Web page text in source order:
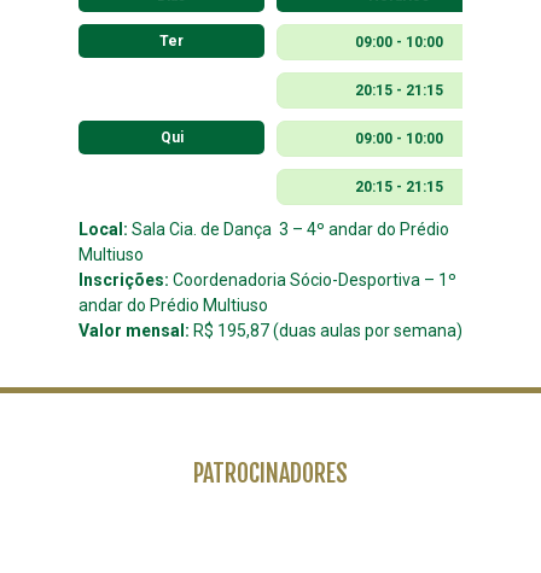
Ter 09:00 - 10:00
20:15 - 21:15
Qui 09:00 - 10:00
20:15 - 21:15
Local: Sala Cia. de Dança 3 – 4º andar do Prédio
Multiuso
Inscrições: Coordenadoria Sócio-Desportiva – 1º
andar do Prédio Multiuso
Valor mensal: R$ 195,87 (duas aulas por semana)
PATROCINADORES